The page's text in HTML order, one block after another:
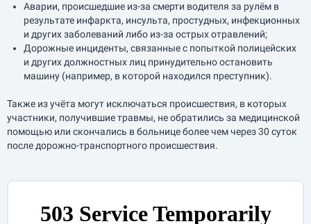
Аварии, происшедшие из-за смерти водителя за рулём в
результате инфаркта, инсульта, простудных, инфекционных
и других заболеваний либо из-за острых отравлений;
Дорожные инциденты, связанные с попыткой полицейских
и других должностных лиц принудительно остановить
машину (например, в которой находился преступник).
Также из учёта могут исключаться происшествия, в которых
участники, получившие травмы, не обратились за медицинской
помощью или скончались в больнице более чем через 30 суток
после дорожно-транспортного происшествия.